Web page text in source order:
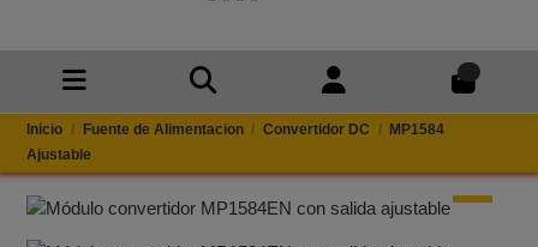
Inicio Fuente de Alimentacion Convertidor DC
MP1584
Ajustable